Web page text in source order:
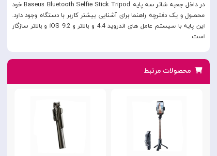
در داخل جعبه شاتر سه پایه Baseus Bluetooth Selfie Stick Tripod خود
محصول و یک دفترچه راهنما برای آشنایی بیشتر کاربر با دستگاه وجود دارد.
این پایه با سیستم عامل های اندروید 4.4 و بالاتر و iOS 9.2 و بالاتر سازگار
است.
محصولات مرتبط